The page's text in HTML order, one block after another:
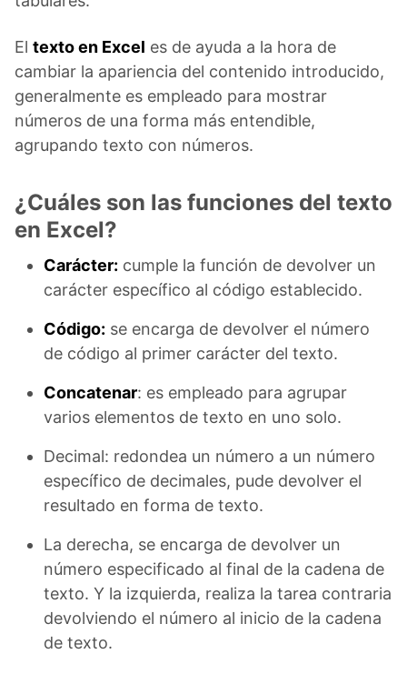
El texto en Excel es de ayuda a la hora de
cambiar la apariencia del contenido introducido,
generalmente es empleado para mostrar
números de una forma más entendible,
agrupando texto con números.
¿Cuáles son las funciones del texto
en Excel?
Carácter: cumple la función de devolver un
carácter específico al código establecido.
Código: se encarga de devolver el número
de código al primer carácter del texto.
Concatenar: es empleado para agrupar
varios elementos de texto en uno solo.
Decimal: redondea un número a un número
específico de decimales, pude devolver el
resultado en forma de texto.
La derecha, se encarga de devolver un
número especificado al final de la cadena de
texto. Y la izquierda, realiza la tarea contraria
devolviendo el número al inicio de la cadena
de texto.